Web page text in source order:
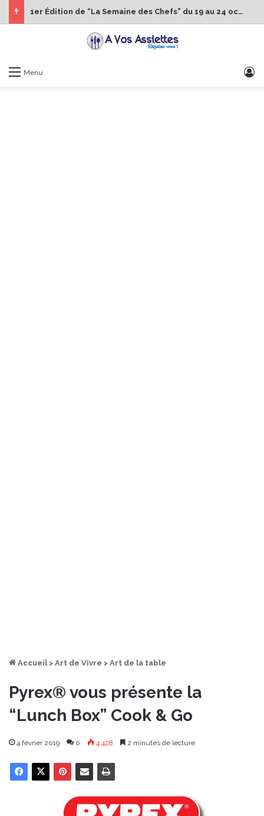
1er Édition de “La Semaine des Chefs” du 19 au 24 octobre 2026
Menu
Accueil > Art de Vivre > Art de la table
Pyrex® vous présente la
“Lunch Box” Cook & Go
4 février 2019 0 4 428 2 minutes de lecture